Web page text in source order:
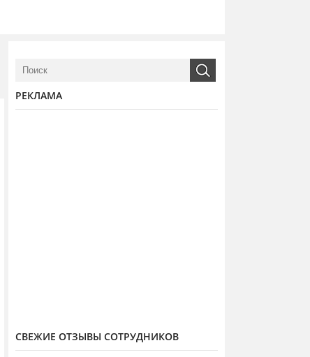
РЕКЛАМА
СВЕЖИЕ ОТЗЫВЫ СОТРУДНИКОВ